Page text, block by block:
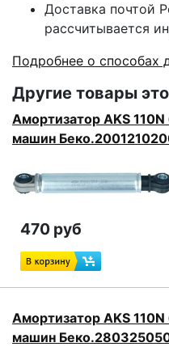
Доставка почтой
рассчитывается
Подробнее о способах
Другие товары
Амортизатор AKS
машин
470 руб
Амортизатор AKS
машин